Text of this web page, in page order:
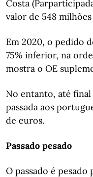
Costa
valor de 548
Em 2020, o pedido
75% inferior, na
mostra o OE
No entanto, até final
passada aos
de euros.
Passado pesado
O passado é